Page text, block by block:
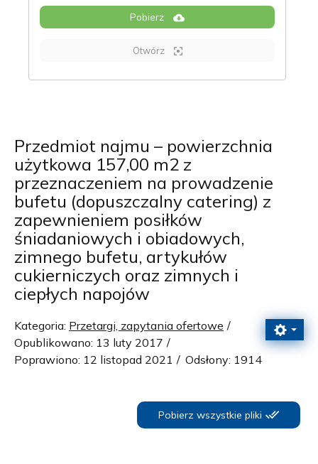
Pobierz
Otwórz
Przedmiot najmu – powierzchnia
użytkowa 157,00 m2 z
przeznaczeniem na prowadzenie
bufetu (dopuszczalny catering) z
zapewnieniem posiłków
śniadaniowych i obiadowych,
zimnego bufetu, artykułów
cukierniczych oraz zimnych i
ciepłych napojów
Kategoria: Przetargi, zapytania ofertowe
Opublikowano: 13 luty 2017
Poprawiono: 12 listopad 2021
Odsłony: 1914
Pobierz wszystkie pliki